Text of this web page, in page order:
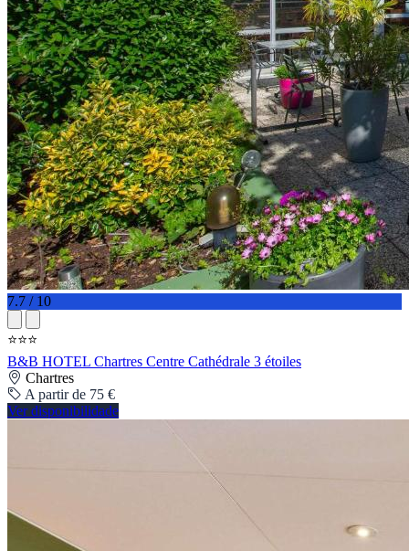
7.7 / 10
⭐⭐⭐
B&B HOTEL Chartres Centre Cathédrale 3 étoiles
Chartres
A partir de 75 €
Ver disponibilidade